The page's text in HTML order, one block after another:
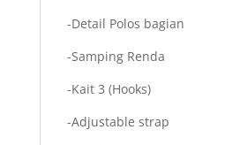
-Detail Polos bagian
-Samping Renda
-Kait 3 (Hooks)
-Adjustable strap